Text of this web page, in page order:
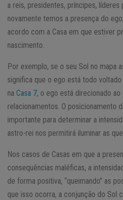
a reis, presidentes, príncipes,
novamente temos a presença do
acordo com a Casa em que estiver
nascimento.
Por exemplo, se o seu Sol no mapa
significa que o ego está todo
na Casa 7, o ego está direcionado
relacionamentos. O posicionamento
importante para determinar a
astro-rei nos permitirá iluminar as
Nos casos de Casas em que a
consequências maléficas, a
de forma positiva, “queimando” as
que isso ocorra, a conjunção do Sol